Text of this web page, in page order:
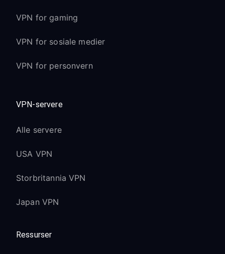
VPN for gaming
VPN for sosiale medier
VPN for personvern
VPN-servere
Alle servere
USA VPN
Storbritannia VPN
Japan VPN
Ressurser